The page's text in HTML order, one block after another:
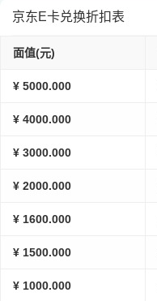
京东E卡兑换折扣表
面值(元)
¥ 5000.000
¥ 4000.000
¥ 3000.000
¥ 2000.000
¥ 1600.000
¥ 1500.000
¥ 1000.000